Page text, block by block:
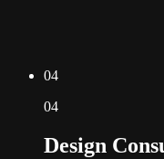
04
04
Design